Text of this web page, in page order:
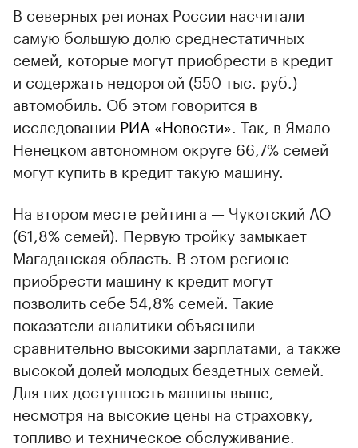
В северных регионах России насчитали
самую большую долю среднестатичных
семей, которые могут приобрести в кредит
и содержать недорогой (550 тыс. руб.)
автомобиль. Об этом говорится в
исследовании РИА «Новости» . Так, в Ямало-
Ненецком автономном округе 66,7% семей
могут купить в кредит такую машину.
На втором месте рейтинга — Чукотский АО
(61,8% семей). Первую тройку замыкает
Магаданская область. В этом регионе
приобрести машину к кредит могут
позволить себе 54,8% семей. Такие
показатели аналитики объяснили
сравнительно высокими зарплатами, а также
высокой долей молодых бездетных семей.
Для них доступность машины выше,
несмотря на высокие цены на страховку,
топливо и техническое обслуживание.